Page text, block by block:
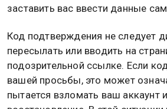
заставить вас ввести данные
Код подтверждения не следует
пересылать или вводить на
подозрительной ссылке. Если
вашей просьбы, это может
пытается взломать ваш аккаунт